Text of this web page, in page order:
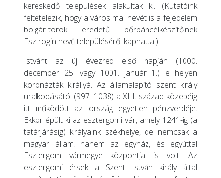
kereskedő települések alakultak ki. (Kutatóink
feltételezik, hogy a város mai nevét is a fejedelem
bolgár-török eredetű bőrpáncélkészítőinek
Esztrogin nevű településéről kaphatta.)
Istvánt az új évezred első napján (1000.
december 25. vagy 1001. január 1.) e helyen
koronázták királlyá. Az államalapító szent király
uralkodásától (997–1038) a XIII. század közepéig
itt működött az ország egyetlen pénzverdéje.
Ekkor épült ki az esztergomi vár, amely 1241-ig (a
tatárjárásig) királyaink székhelye, de nemcsak a
magyar állam, hanem az egyház, és egyúttal
Esztergom vármegye központja is volt. Az
esztergomi érsek a Szent István király által